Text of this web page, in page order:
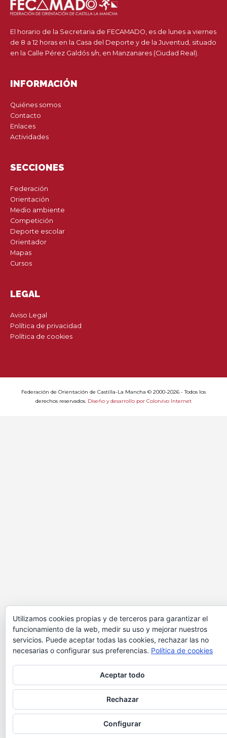
El horario de la Secretaria de FECAMADO, es de lunes a viernes
de 8 a 12 horas en la Casa del Deporte y de la Juventud, situado
en la Calle Pérez Galdós s/n, en Manzanares (Ciudad Real).
INFORMACIÓN
Quiénes somos
Contacto
Enlaces
Actividades
SECCIONES
Federación
Orientación
Medio ambiente
Competición
Deporte escolar
Orientador
Mapas
Cursos
LEGAL
Aviso Legal
Política de privacidad
Política de cookies
Federación de Orientación de Castilla-La Mancha © 2000-2026 - Todos los
derechos reservados. Diseño y desarrollo por Colorvivo Internet
Utilizamos cookies propias y de terceros para garantizar el
funcionamiento de la web, medir su uso y mejorar nuestros
servicios. Puede aceptar todas las cookies, rechazar las no
necesarias o configurar sus preferencias. Política de cookies
Aceptar todo
Rechazar
Configurar